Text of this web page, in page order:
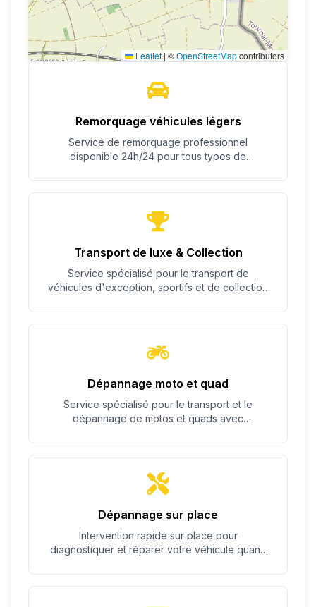
Leaflet | ©OpenStreetMapcontributors
Remorquage véhicules légers
Service de remorquage professionnel
disponible 24h/24 pour tous types de
Transport de luxe & Collection
Service spécialisé pour le transport de
véhicules d'exception, sportifs et de collection
Dépannage moto et quad
Service spécialisé pour le transport et le
dépannage de motos et quads avec
Dépannage sur place
Intervention rapide sur place pour
diagnostiquer et réparer votre véhicule quand